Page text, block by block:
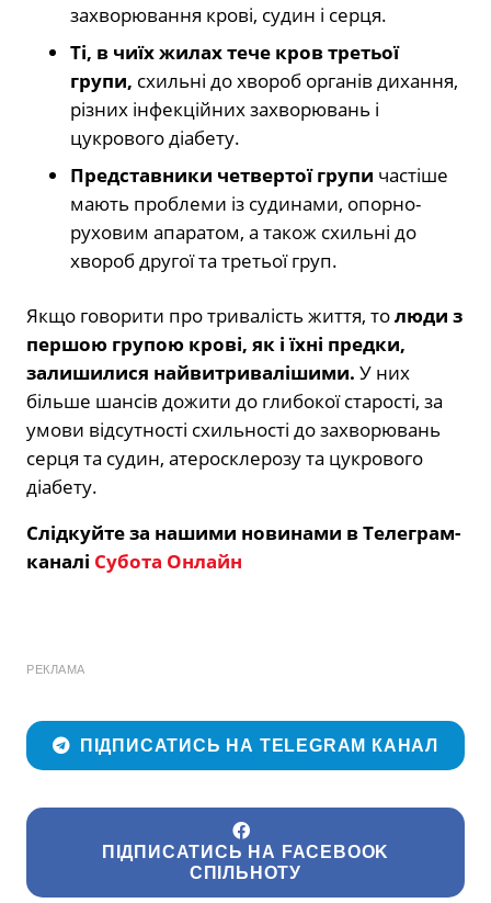
захворювання крові, судин і серця.
Ті, в чиїх жилах тече кров третьої
групи, схильні до хвороб органів дихання,
різних інфекційних захворювань і
цукрового діабету.
Представники четвертої групи частіше
мають проблеми із судинами, опорно-
руховим апаратом, а також схильні до
хвороб другої та третьої груп.
Якщо говорити про тривалість життя, толюди з
першою групою крові, як і їхні предки,
залишилися найвитривалішими. У них
більше шансів дожити до глибокої старості, за
умови відсутності схильності до захворювань
серця та судин, атеросклерозу та цукрового
діабету.
Слідкуйте за нашими новинами в Телеграм-
каналі Субота Онлайн
РЕКЛАМА
ПІДПИСАТИСЬ НА TELEGRAM КАНАЛ
ПІДПИСАТИСЬ НА FACEBOOK
СПІЛЬНОТУ